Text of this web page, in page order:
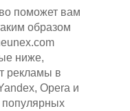
поможет вам
образом
ниже,
рекламы в
Opera и
популярных